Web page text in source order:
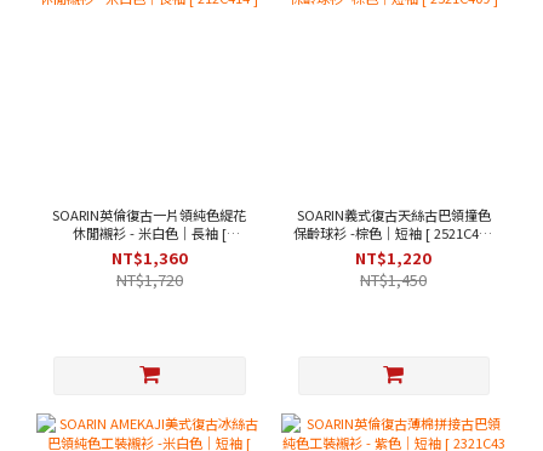
SOARIN英倫復古一片領純色緹花
休閒襯衫 - 米白色｜長袖 [
212C414 ]
NT$1,360
NT$1,720
SOARIN義式復古天絲古巴領撞色
保齡球衫 -棕色｜短袖 [ 2521C409
]
NT$1,220
NT$1,450